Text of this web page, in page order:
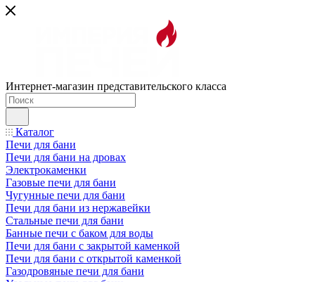
Интернет-магазин представительского класса
Каталог
Печи для бани
Печи для бани на дровах
Электрокаменки
Газовые печи для бани
Чугунные печи для бани
Печи для бани из нержавейки
Стальные печи для бани
Банные печи с баком для воды
Печи для бани с закрытой каменкой
Печи для бани с открытой каменкой
Газодровяные печи для бани